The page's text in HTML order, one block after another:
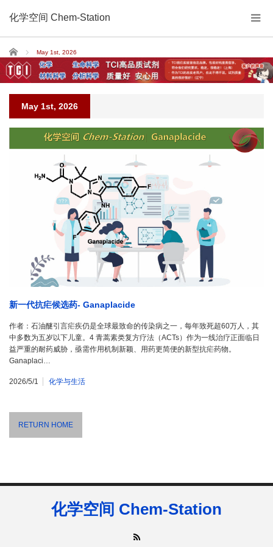
化学空间 Chem-Station
Home May 1st, 2026
May 1st, 2026
新一代抗疟候选药- Ganaplacide
作者：石油醚引言疟疾仍是全球最致命的传染病之一，每年致死超60万人，其
中多数为五岁以下儿童。4 青蒿素类复方疗法（ACTs）作为一线治疗正面临日
益严重的耐药威胁，亟需作用机制新颖、用药更简便的新型抗疟药物。
Ganaplaci…
2026/5/1 化学与生活
RETURN HOME
化学空间 Chem-Station